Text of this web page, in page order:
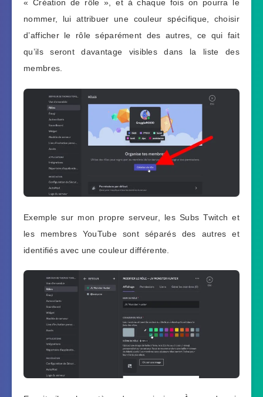
« Création de rôle », et à chaque fois on pourra le
nommer, lui attribuer une couleur spécifique, choisir
d’afficher le rôle séparément des autres, ce qui fait
qu’ils seront davantage visibles dans la liste des
membres.
Exemple sur mon propre serveur, les Subs Twitch et
les membres YouTube sont séparés des autres et
identifiés avec une couleur différente.